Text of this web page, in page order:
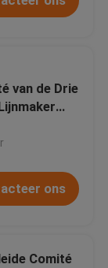
van de Drie
YW86360
ons
Comité